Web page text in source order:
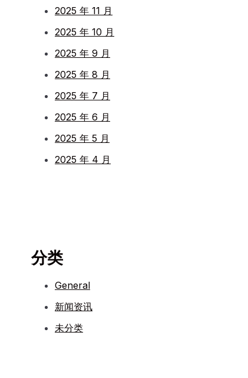
2025 年 11 月
2025 年 10 月
2025 年 9 月
2025 年 8 月
2025 年 7 月
2025 年 6 月
2025 年 5 月
2025 年 4 月
分类
General
新闻资讯
未分类